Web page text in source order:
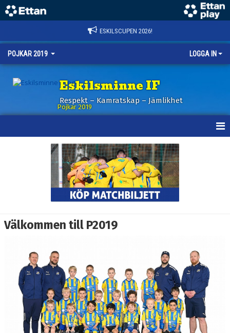
ESKILSCUPEN 2026!
POJKAR 2019 LOGGA IN
Eskilsminne IF
Respekt – Kamratskap – Jämlikhet
Pojkar 2019
BILDGALLERI
DOKUMENT
KONTAKT
Välkommen till P2019